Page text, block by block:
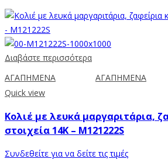
Διαβάστε περισσότερα
ΑΓΑΠΗΜΕΝΑ
ΑΓΑΠΗΜΕΝΑ
Quick view
Κολιέ με λευκά μαργαριτάρια,
στοιχεία 14K – M121222S
Συνδεθείτε για να δείτε τις τιμές